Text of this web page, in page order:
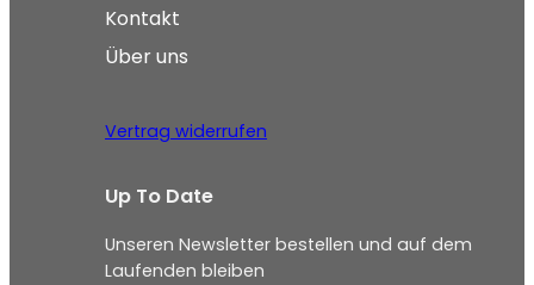
Kontakt
Über uns
Vertrag widerrufen
Up To Date
Unseren Newsletter bestellen und auf dem
Laufenden bleiben